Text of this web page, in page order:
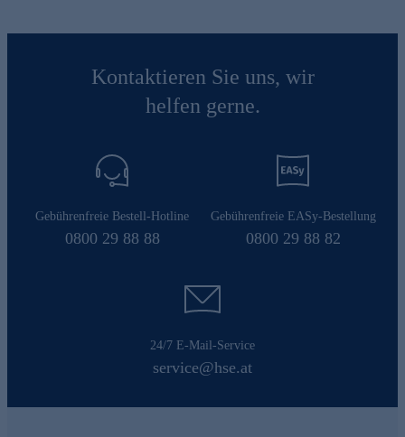
Kontaktieren Sie uns, wir
helfen gerne.
Gebührenfreie Bestell-Hotline
0800 29 88 88
Gebührenfreie EASy-Bestellung
0800 29 88 82
24/7 E-Mail-Service
service@hse.at